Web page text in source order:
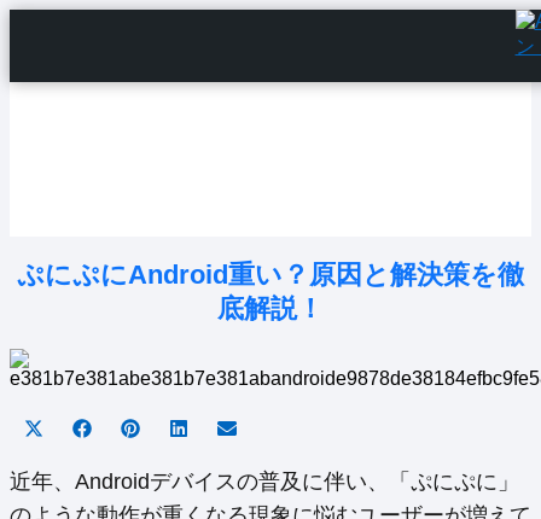
ぷにぷにAndroid重い？原因と解決策を徹
底解説！
Share
X
(Twitter)
Share
Facebook
Share
Pinterest
Share
LinkedInEmail
近年、Androidデバイスの普及に伴い、「ぷにぷに」